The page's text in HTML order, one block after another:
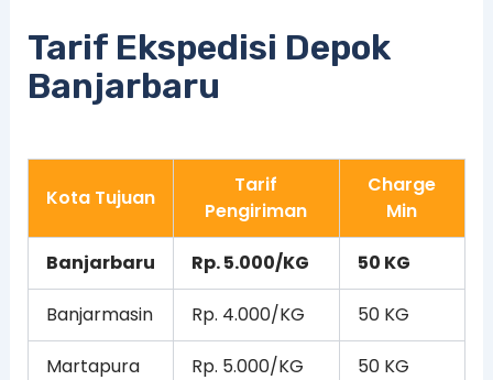
Tarif Ekspedisi Depok
Banjarbaru
Kota Tujuan
Tarif
Pengiriman
Charge
Min
Banjarbaru Rp. 5.000/KG 50 KG
Banjarmasin Rp. 4.000/KG 50 KG
Martapura Rp. 5.000/KG 50 KG